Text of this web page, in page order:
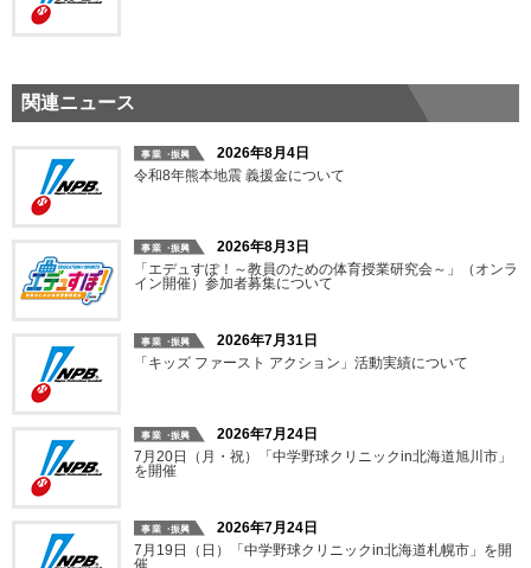
関連ニュース
2026年8月4日
令和8年熊本地震 義援金について
2026年8月3日
「エデュすぽ！～教員のための体育授業研究会～」（オンラ
イン開催）参加者募集について
2026年7月31日
「キッズ ファースト アクション」活動実績について
2026年7月24日
7月20日（月・祝）「中学野球クリニックin北海道旭川市」
を開催
2026年7月24日
7月19日（日）「中学野球クリニックin北海道札幌市」を開
催